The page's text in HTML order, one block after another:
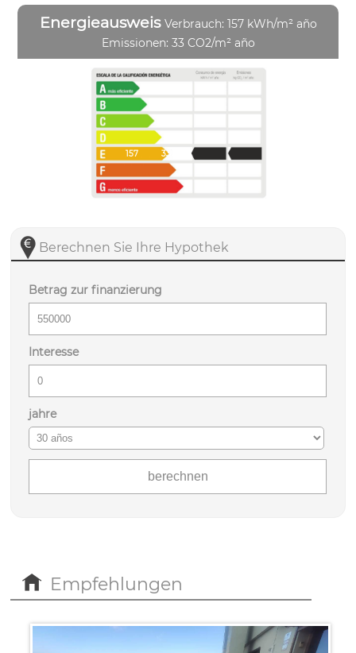
Energieausweis Verbrauch: 157 kWh/m² año
Emissionen: 33 CO2/m² año
157 33
Berechnen Sie Ihre Hypothek
Betrag zur finanzierung
Interesse
jahre
Empfehlungen